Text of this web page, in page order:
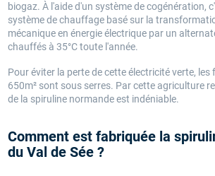
biogaz. À l'aide d'un système de cogénération,
système de chauffage basé sur la
mécanique en énergie électrique par un
chauffés à 35°C toute l'année.
Pour éviter la perte de cette électricité verte, les
650m² sont sous serres. Par cette agriculture
de la spiruline normande est indéniable.
Comment est fabriquée la
du Val de Sée ?